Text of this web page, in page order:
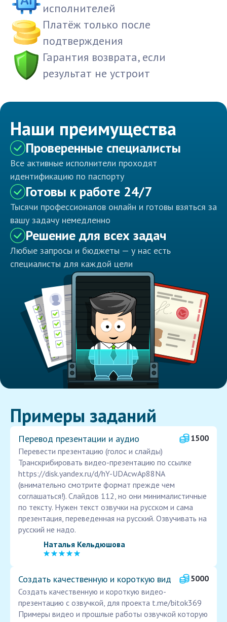
исполнителей
Платёж только после
подтверждения
Гарантия возврата, если
результат не устроит
Наши преимущества
Проверенные специалисты
Все активные исполнители проходят
идентификацию по паспорту
Готовы к работе 24/7
Тысячи профессионалов онлайн и готовы взяться за
вашу задачу немедленно
Решение для всех задач
Любые запросы и бюджеты — у нас есть
специалисты для каждой цели
Примеры заданий
Перевод презентации и аудио
1500
Перевести презентацию (голос и слайды)
Транскрибировать видео-презентацию по ссылке
https://disk.yandex.ru/d/hY-UDAcwAp88NA
(внимательно смотрите формат прежде чем
соглашаться!). Слайдов 112, но они минималистичные
по тексту. Нужен текст озвучки на русском и сама
презентация, переведенная на русский. Озвучивать на
русский не надо.
Наталья Кельдюшова
Создать качественную и короткую вид
5000
Создать качественную и короткую видео-
презентацию с озвучкой, для проекта t.me/bitok369
Примеры видео и прошлые работы озвучкой которую